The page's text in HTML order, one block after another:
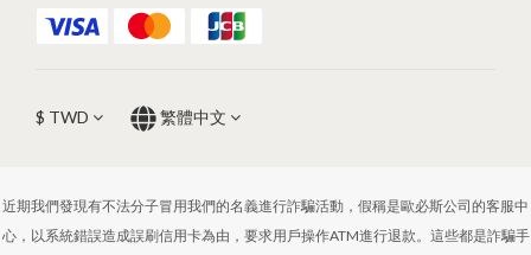
$ TWD 繁體中文
近期我們發現有不法分子冒用我們的名義進行詐騙活動，假稱是歐必斯公司的客服中
心，以系統錯誤造成誤刷信用卡為由，要求用戶操作ATM進行退款。這些都是詐騙手